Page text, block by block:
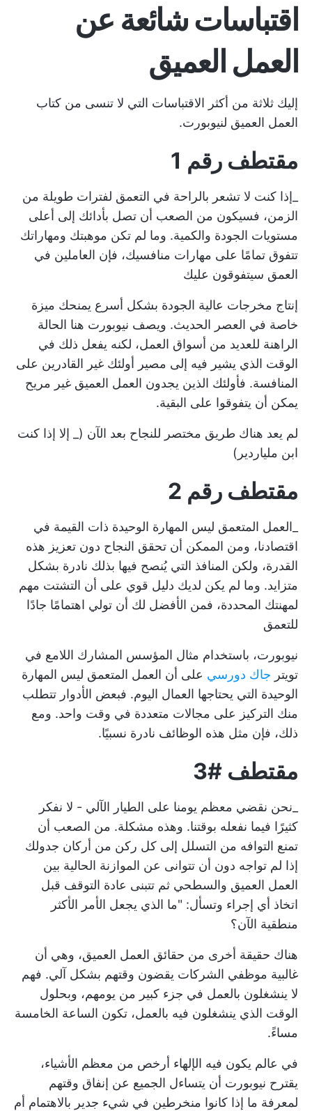
اقتباسات شائعة عن
العمل العميق
إليك ثلاثة من أكثر الاقتباسات التي لا تنسى من كتاب
العمل العميق لنيوبورت.
مقتطف رقم 1
_إذا كنت لا تشعر بالراحة في التعمق لفترات طويلة من
الزمن، فسيكون من الصعب أن تصل بأدائك إلى أعلى
مستويات الجودة والكمية. وما لم تكن موهبتك ومهاراتك
تتفوق تمامًا على مهارات منافسيك، فإن العاملين في
العمق سيتفوقون عليك
إنتاج مخرجات عالية الجودة بشكل أسرع يمنحك ميزة
خاصة في العصر الحديث. ويصف نيوبورت هنا الحالة
الراهنة للعديد من أسواق العمل، لكنه يفعل ذلك في
الوقت الذي يشير فيه إلى مصير أولئك غير القادرين على
المنافسة. فأولئك الذين يجدون العمل العميق غير مريح
يمكن أن يتفوقوا على البقية.
لم يعد هناك طريق مختصر للنجاح بعد الآن (_ إلا إذا كنت
ابن ملياردير)
مقتطف رقم 2
_العمل المتعمق ليس المهارة الوحيدة ذات القيمة في
اقتصادنا، ومن الممكن أن تحقق النجاح دون تعزيز هذه
القدرة، ولكن المنافذ التي يُنصح فيها بذلك نادرة بشكل
متزايد. وما لم يكن لديك دليل قوي على أن التشتت مهم
لمهنتك المحددة، فمن الأفضل لك أن تولي اهتمامًا جادًا
للتعمق
نيوبورت، باستخدام مثال المؤسس المشارك اللامع في
تويتر جاك دورسي على أن العمل المتعمق ليس المهارة
الوحيدة التي يحتاجها العمال اليوم. فبعض الأدوار تتطلب
منك التركيز على مجالات متعددة في وقت واحد. ومع
ذلك، فإن مثل هذه الوظائف نادرة نسبيًا.
مقتطف #3
_نحن نقضي معظم يومنا على الطيار الآلي - لا نفكر
كثيرًا فيما نفعله بوقتنا. وهذه مشكلة. من الصعب أن
تمنع التوافه من التسلل إلى كل ركن من أركان جدولك
إذا لم تواجه دون أن تتوانى عن الموازنة الحالية بين
العمل العميق والسطحي ثم تتبنى عادة التوقف قبل
اتخاذ أي إجراء وتسأل: "ما الذي يجعل الأمر الأكثر
منطقية الآن؟
هناك حقيقة أخرى من حقائق العمل العميق، وهي أن
غالبية موظفي الشركات يقضون وقتهم بشكل آلي. فهم
لا ينشغلون بالعمل في جزء كبير من يومهم، وبحلول
الوقت الذي ينشغلون فيه بالعمل، تكون الساعة الخامسة
مساءً.
في عالم يكون فيه الإلهاء أرخص من معظم الأشياء،
يقترح نيوبورت أن يتساءل الجميع عن إنفاق وقتهم
لمعرفة ما إذا كانوا منخرطين في شيء جدير بالاهتمام أم